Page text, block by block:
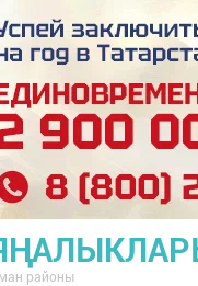
районы